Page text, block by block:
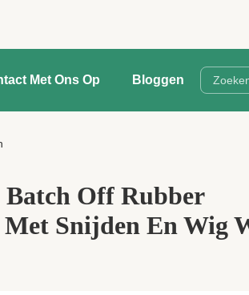
Met Ons Op Bloggen
Off Rubber
Snijden En Wig